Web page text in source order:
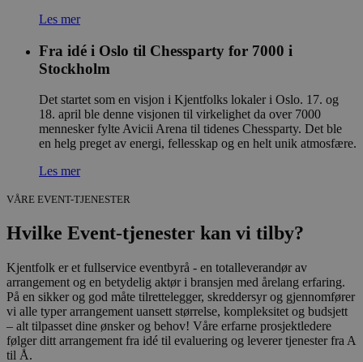
Les mer
Fra idé i Oslo til Chessparty for 7000 i
Stockholm
Det startet som en visjon i Kjentfolks lokaler i Oslo. 17. og
18. april ble denne visjonen til virkelighet da over 7000
mennesker fylte Avicii Arena til tidenes Chessparty. Det ble
en helg preget av energi, fellesskap og en helt unik atmosfære.
Les mer
VÅRE EVENT-TJENESTER
Hvilke Event-tjenester kan vi tilby?
Kjentfolk er et fullservice eventbyrå - en totalleverandør av
arrangement og en betydelig aktør i bransjen med årelang erfaring.
På en sikker og god måte tilrettelegger, skreddersyr og gjennomfører
vi alle typer arrangement uansett størrelse, kompleksitet og budsjett
– alt tilpasset dine ønsker og behov! Våre erfarne prosjektledere
følger ditt arrangement fra idé til evaluering og leverer tjenester fra A
til Å.